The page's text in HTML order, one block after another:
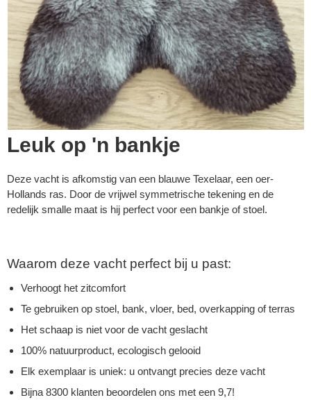
Leuk op 'n bankje
Deze vacht is afkomstig van een blauwe Texelaar, een oer-
Hollands ras. Door de vrijwel symmetrische tekening en de
redelijk smalle maat is hij perfect voor een bankje of stoel.
Waarom deze vacht perfect bij u past:
Verhoogt het zitcomfort
Te gebruiken op stoel, bank, vloer, bed, overkapping of terras
Het schaap is niet voor de vacht geslacht
100% natuurproduct, ecologisch gelooid
Elk exemplaar is uniek: u ontvangt precies deze vacht
Bijna 8300 klanten beoordelen ons met een 9,7!